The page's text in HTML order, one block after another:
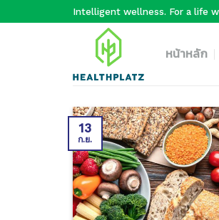
Intelligent wellness. For a life
หน้าหลัก
13
ก.ย.